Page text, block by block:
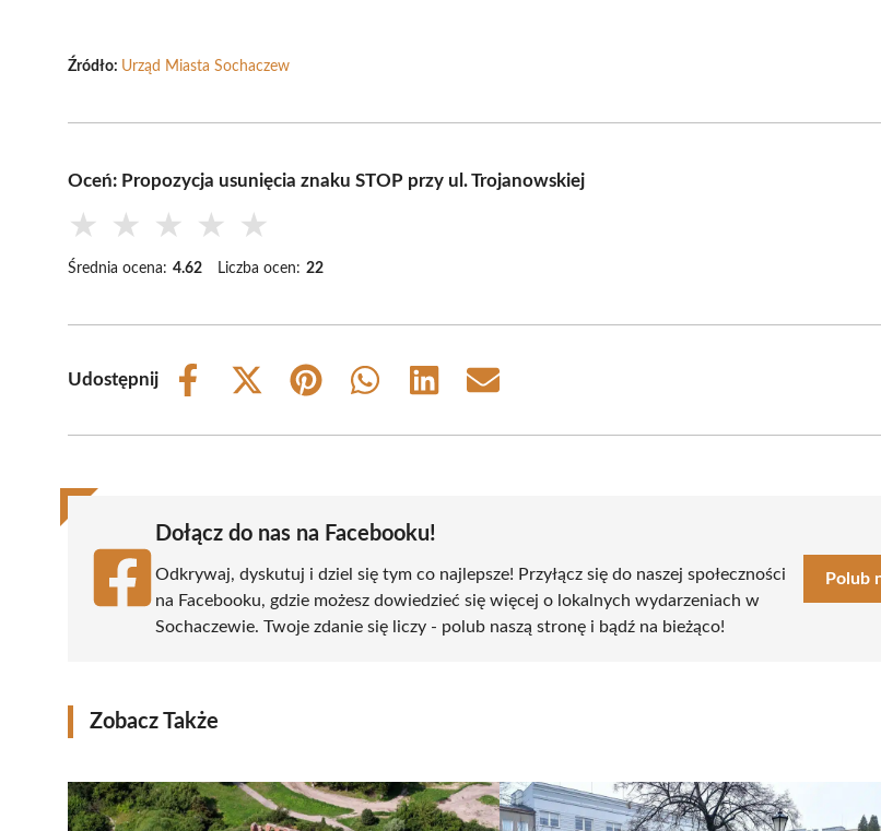
Źródło: Urząd Miasta Sochaczew
Oceń: Propozycja usunięcia znaku STOP przy ul. Trojanowskiej
★ ★ ★ ★ ★
Średnia ocena: 4.62 Liczba ocen: 22
Udostępnij
Share
Share
(Twitter)
Share
Share
Share
Share
Dołącz do nas na Facebooku!
Odkrywaj, dyskutuj i dziel się tym co najlepsze! Przyłącz się do naszej społeczności
na Facebooku, gdzie możesz dowiedzieć się więcej o lokalnych wydarzeniach w
Sochaczewie. Twoje zdanie się liczy - polub naszą stronę i bądź na bieżąco!
Polub
Zobacz Także